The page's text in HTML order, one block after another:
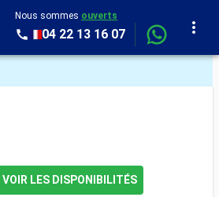
Nous sommes ouverts
04 22 13 16 07
VOIR LES DISPONIBILITÉS